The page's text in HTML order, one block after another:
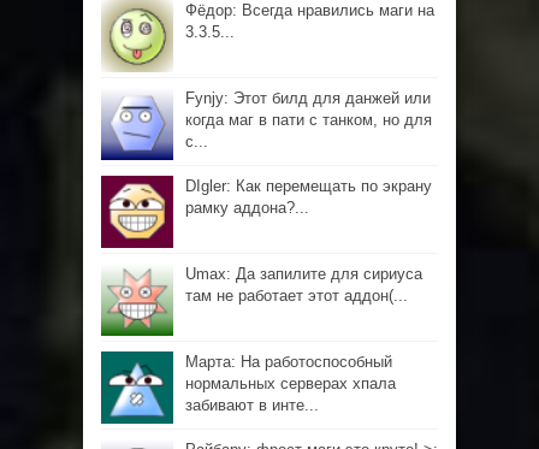
Фёдор: Всегда нравились маги на
3.3.5...
Fynjy: Этот билд для данжей или
когда маг в пати с танком, но для
с...
DIgler: Как перемещать по экрану
рамку аддона?...
Umax: Да запилите для сириуса
там не работает этот аддон(...
Марта: На работоспособный
нормальных серверах хпала
забивают в инте...